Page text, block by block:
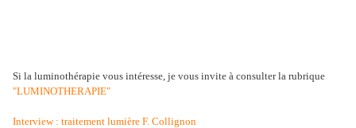
Si la luminothérapie vous intéresse, je vous invite à consulter la rubrique
"LUMINOTHERAPIE"
Interview : traitement lumière F. Collignon